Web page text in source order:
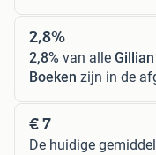
2,8%
2,8% van alle
Boeken zijn in de
€ 7
De huidige